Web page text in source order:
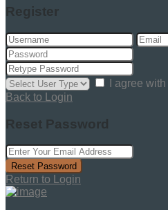
Register
I agree with
Back to Login
Reset Password
Reset Password
Return to Login